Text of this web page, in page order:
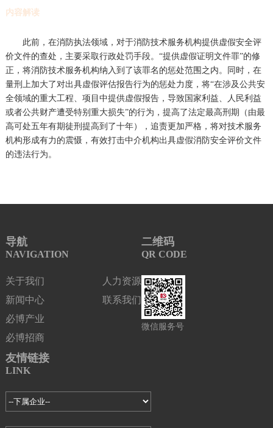
内容解读
此前，在消防执法领域，对于消防技术服务机构提供虚假安全评
价文件的查处，主要采取行政处罚手段。“提供虚假证明文件罪”的修
正，将消防技术服务机构纳入到了该罪名的惩处范围之内。同时，在
量刑上加大了对出具虚假评估报告行为的惩处力度，将“在涉及公共安
全领域的重大工程、项目中提供虚假报告，导致国家利益、人民利益
或者公共财产遭受特别重大损失”的行为，提高了法定最高刑期（由最
高可处五年有期徒刑提高到了十年），追责更加严格，将对技术服务
机构形成有力的震慑，有效打击中介机构出具虚假消防安全评价文件
的违法行为。
导航
NAVIGATION
关于我们
新闻中心
必博产业
必博招商
人力资源
联系我们
二维码
QR CODE
微信服务号
友情链接
LINK